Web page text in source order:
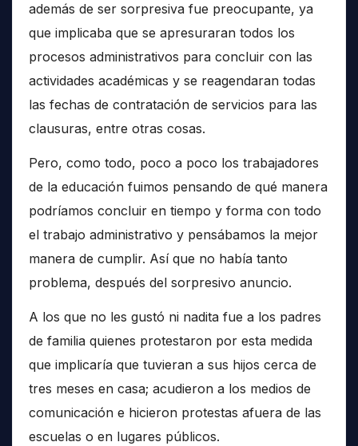
además de ser sorpresiva fue preocupante, ya
que implicaba que se apresuraran todos los
procesos administrativos para concluir con las
actividades académicas y se reagendaran todas
las fechas de contratación de servicios para las
clausuras, entre otras cosas.
Pero, como todo, poco a poco los trabajadores
de la educación fuimos pensando de qué manera
podríamos concluir en tiempo y forma con todo
el trabajo administrativo y pensábamos la mejor
manera de cumplir. Así que no había tanto
problema, después del sorpresivo anuncio.
A los que no les gustó ni nadita fue a los padres
de familia quienes protestaron por esta medida
que implicaría que tuvieran a sus hijos cerca de
tres meses en casa; acudieron a los medios de
comunicación e hicieron protestas afuera de las
escuelas o en lugares públicos.